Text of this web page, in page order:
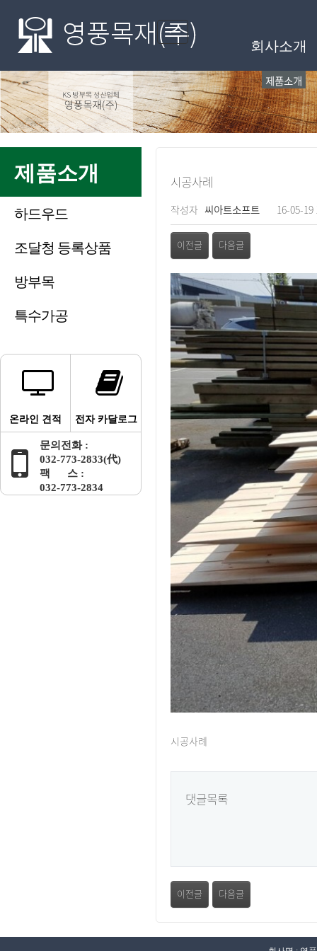
Toggle
navigation
회사소개
제품소개
하드우드
조달청 등록상품
방부목
특수가공
온라인 견적 전자 카달로그
문의전화 :
032-773-2833(代)
팩 스 :
032-773-2834
제품소개
시공사례
페이지 정보
작성자 씨아트소프트 16-05-19
관련링크
이전글 다음글
본문
시공사례
댓글목록
이전글 다음글